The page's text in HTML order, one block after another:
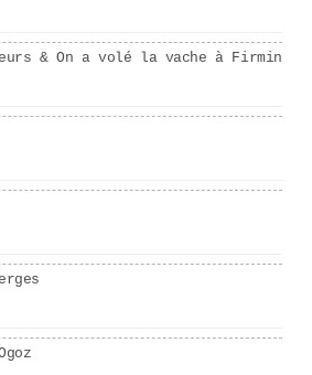
& On a volé la vache à Firmin